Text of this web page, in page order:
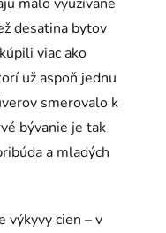
desatina bytov
viac ako
už aspoň jednu
smerovalo k
bývanie je tak
a mladých
výkyvy cien – v